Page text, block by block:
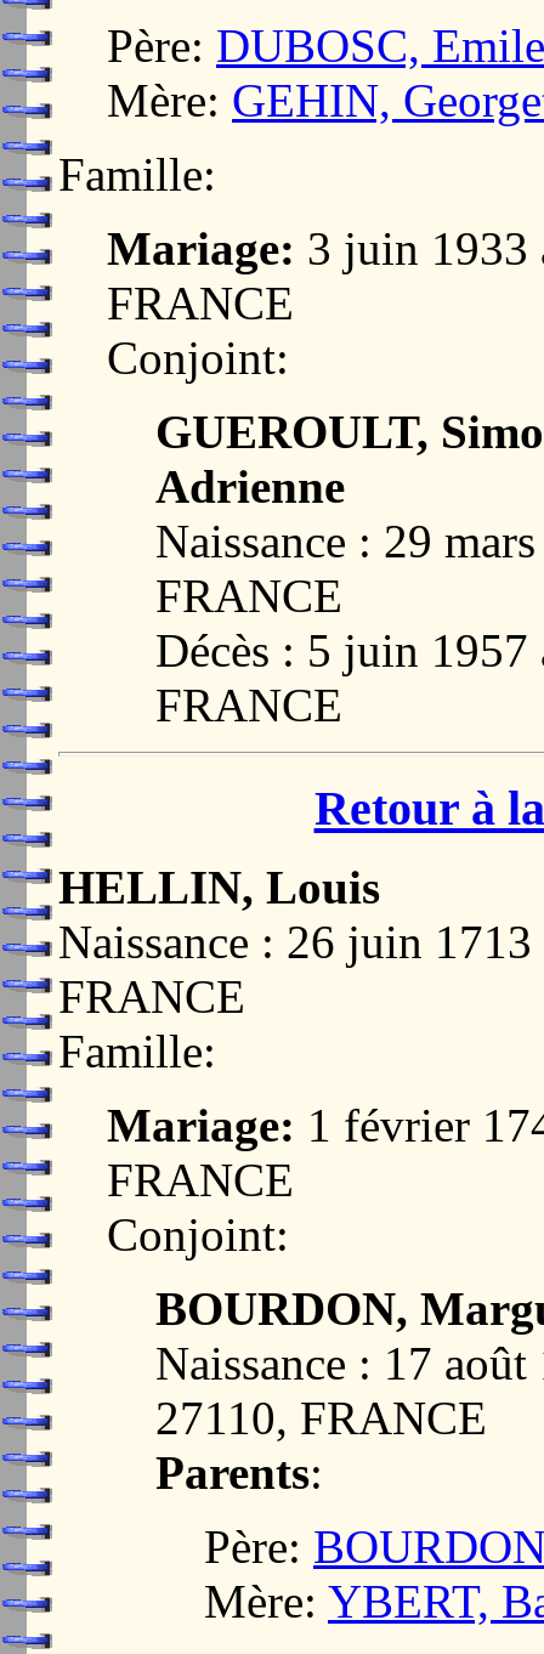
Père: DUBOSC,
Mère: GEHIN,
Famille:
Mariage: 3 juin 1933
FRANCE
Conjoint:
GUEROULT,
Adrienne
Naissance : 29
FRANCE
Décès : 5 juin
FRANCE
Retour à
HELLIN, Louis
Naissance : 26 juin
FRANCE
Famille:
Mariage: 1 février
FRANCE
Conjoint:
BOURDON,
Naissance : 17
27110, FRANCE
Parents:
Père:
Mère: YBERT,